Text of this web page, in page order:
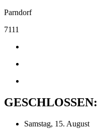
Parndorf
7111
GESCHLOSSEN:
Samstag, 15. August